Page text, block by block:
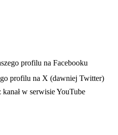
nowej karcieprofilu na Facebooku
profilu na X (dawniej Twitter)
nowej karciew serwisie YouTube